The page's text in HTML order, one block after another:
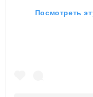
Посмотреть